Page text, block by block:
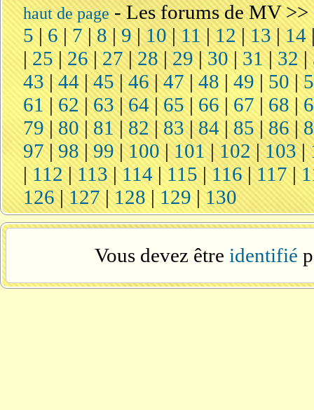
haut de page-Les forums de MV>>
5 |6 |7|8 |9|10|11|12 |13|14
|25 |26|27|28|29|30| 31|32 |
43|44|45|46|47|48 |49 | 50|
61 | 62|63|64|65| 66| 67 |68 |
79| 80|81|82|83|84|85 |86|
97|98|99|100|101|102|103|
| 112|113 |114 |115|116 |117|
126|127|128 | 129 |130
Vous devez être identifié